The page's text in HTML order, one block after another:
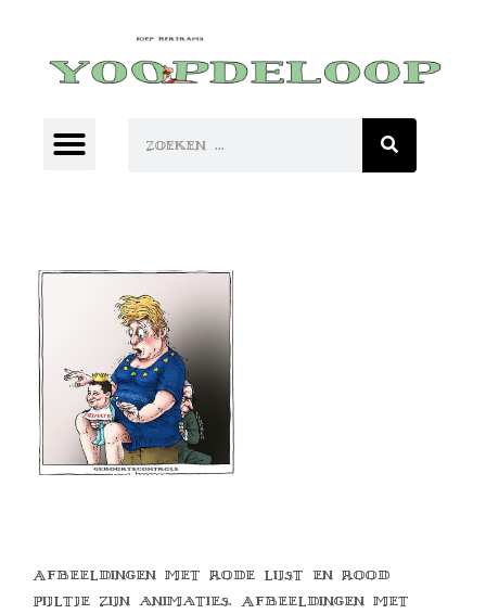
Afbeeldingen met rode lijst en rood
pijltje zijn animaties. Afbeeldingen met